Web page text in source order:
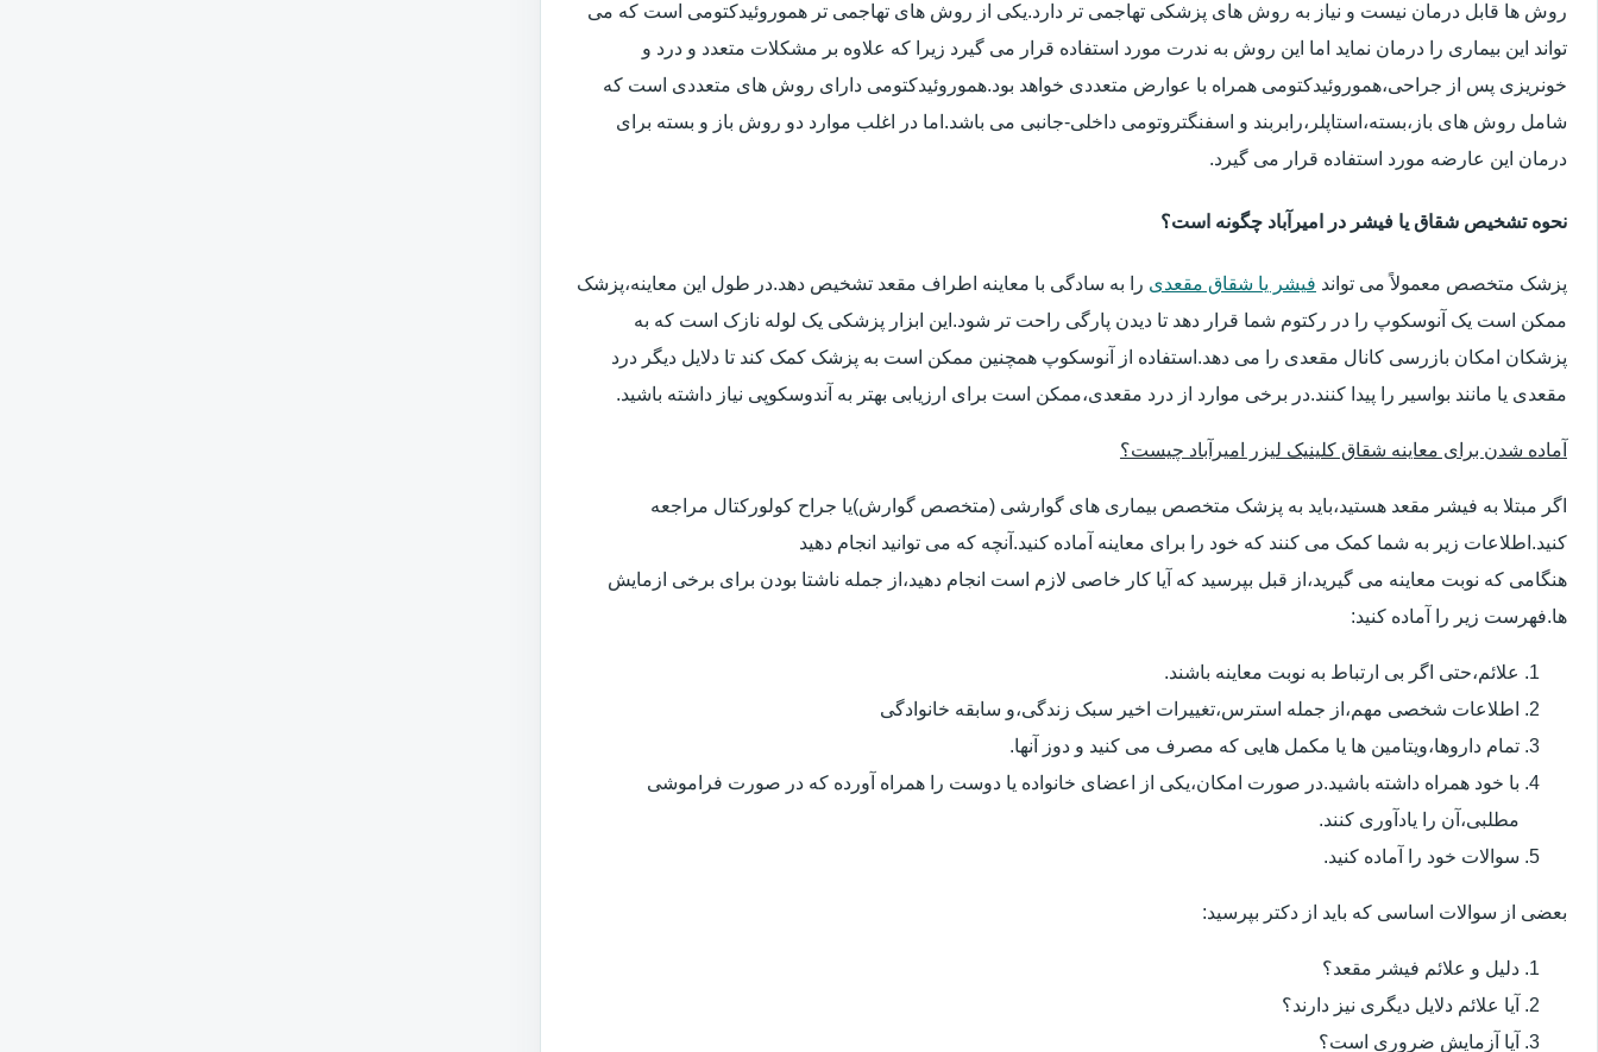
روش ها قابل درمان نیست و نیاز به روش های پزشکی تهاجمی تر دارد.یکی از روش های تهاجمی تر هموروئیدکتومی است که می
تواند این بیماری را درمان نماید اما این روش به ندرت مورد استفاده قرار می گیرد زیرا که علاوه بر مشکلات متعدد و درد و
خونریزی پس از جراحی،هموروئیدکتومی همراه با عوارض متعددی خواهد بود.هموروئیدکتومی دارای روش های متعددی است که
شامل روش های باز،بسته،استاپلر،رابربند و اسفنگتروتومی داخلی-جانبی می باشد.اما در اغلب موارد دو روش باز و بسته برای
درمان این عارضه مورد استفاده قرار می گیرد.
نحوه تشخیص شقاق یا فیشر در امیرآباد چگونه است؟
پزشک متخصص معمولاً می تواند فیشر یا شقاق مقعدی را به سادگی با معاینه اطراف مقعد تشخیص دهد.در طول این معاینه،پزشک
ممکن است یک آنوسکوپ را در رکتوم شما قرار دهد تا دیدن پارگی راحت تر شود.این ابزار پزشکی یک لوله نازک است که به
پزشکان امکان بازرسی کانال مقعدی را می دهد.استفاده از آنوسکوپ همچنین ممکن است به پزشک کمک کند تا دلایل دیگر درد
مقعدی یا مانند بواسیر را پیدا کنند.در برخی موارد از درد مقعدی،ممکن است برای ارزیابی بهتر به آندوسکوپی نیاز داشته باشید.
آماده شدن برای معاینه شقاق کلینیک لیزر امیرآباد چیست؟
اگر مبتلا به فیشر مقعد هستید،باید به پزشک متخصص بیماری های گوارشی (متخصص گوارش)یا جراح کولورکتال مراجعه
کنید.اطلاعات زیر به شما کمک می کنند که خود را برای معاینه آماده کنید.آنچه که می توانید انجام دهید
هنگامی که نوبت معاینه می گیرید،از قبل بپرسید که آیا کار خاصی لازم است انجام دهید،از جمله ناشتا بودن برای برخی ازمایش
ها.فهرست زیر را آماده کنید:
علائم،حتی اگر بی ارتباط به نوبت معاینه باشند.
اطلاعات شخصی مهم،از جمله استرس،تغییرات اخیر سبک زندگی،و سابقه خانوادگی
تمام داروها،ویتامین ها یا مکمل هایی که مصرف می کنید و دوز آنها.
با خود همراه داشته باشید.در صورت امکان،یکی از اعضای خانواده یا دوست را همراه آورده که در صورت فراموشی
مطلبی،آن را یادآوری کنند.
سوالات خود را آماده کنید.
بعضی از سوالات اساسی که باید از دکتر بپرسید:
دلیل و علائم فیشر مقعد؟
آیا علائم دلایل دیگری نیز دارند؟
آیا آزمایش ضروری است؟